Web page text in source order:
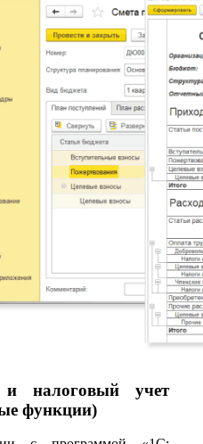
и налоговый учет
функции)